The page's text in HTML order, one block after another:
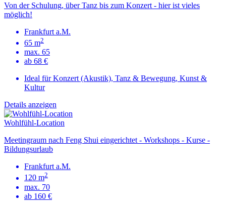
Von der Schulung, über Tanz bis zum Konzert - hier ist vieles
möglich!
Frankfurt a.M.
65 m2
max. 65
ab 68 €
Ideal für Konzert (Akustik), Tanz & Bewegung, Kunst &
Kultur
Details anzeigen
Wohlfühl-Location
Meetingraum nach Feng Shui eingerichtet - Workshops - Kurse -
Bildungsurlaub
Frankfurt a.M.
120 m2
max. 70
ab 160 €